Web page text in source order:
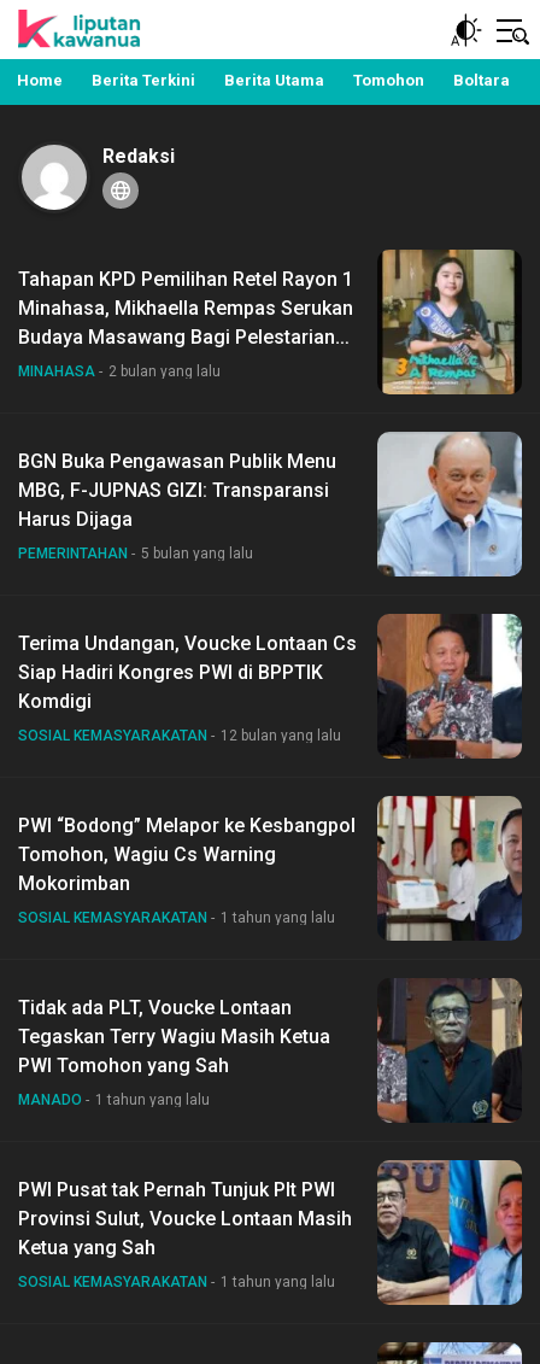
Liputan Kawanua
Berita Manado, Sulawesi Utara, Kawanua, Politik,
Pemerintahan, Hukum Kriminal dan Nasional
Home Berita Terkini Berita Utama Tomohon Boltara
Redaksi
Tahapan KPD Pemilihan Retel Rayon 1
Minahasa, Mikhaella Rempas Serukan
Budaya Masawang Bagi Pelestarian
Danau Tondano
MINAHASA 2 bulan yang lalu
BGN Buka Pengawasan Publik Menu
MBG, F-JUPNAS GIZI: Transparansi
Harus Dijaga
PEMERINTAHAN 5 bulan yang lalu
Terima Undangan, Voucke Lontaan Cs
Siap Hadiri Kongres PWI di BPPTIK
Komdigi
SOSIAL KEMASYARAKATAN 12 bulan yang lalu
PWI “Bodong” Melapor ke Kesbangpol
Tomohon, Wagiu Cs Warning
Mokorimban
SOSIAL KEMASYARAKATAN 1 tahun yang lalu
Tidak ada PLT, Voucke Lontaan
Tegaskan Terry Wagiu Masih Ketua
PWI Tomohon yang Sah
MANADO 1 tahun yang lalu
PWI Pusat tak Pernah Tunjuk Plt PWI
Provinsi Sulut, Voucke Lontaan Masih
Ketua yang Sah
SOSIAL KEMASYARAKATAN 1 tahun yang lalu